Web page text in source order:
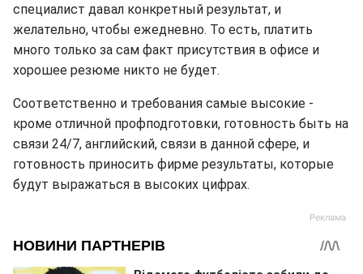
специалист давал конкретный результат, и
желательно, чтобы ежедневно. То есть, платить
много только за сам факт присутствия в офисе и
хорошее резюме никто не будет.
Соответственно и требования самые высокие -
кроме отличной профподготовки, готовность быть на
связи 24/7, английский, связи в данной сфере, и
готовность приносить фирме результаты, которые
будут выражаться в высоких цифрах.